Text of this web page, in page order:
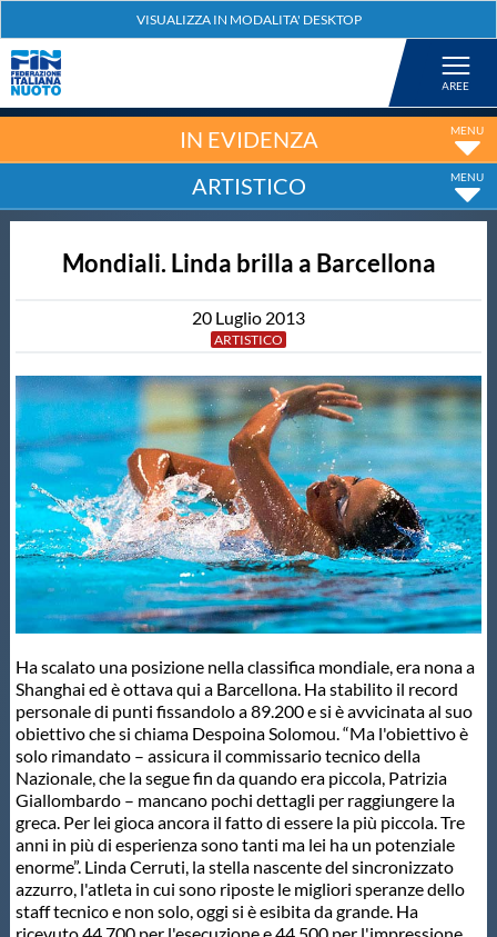
Nuoto
Tuffi
Fondo
Salvamento
Master
Formazione
GUG
Scuole Nuoto
Propaganda
Centri Federali
IN EVIDENZA
ARTISTICO
Mondiali. Linda brilla a Barcellona
20 Luglio 2013
ARTISTICO
Ha scalato una posizione nella classifica mondiale, era nona a
Shanghai ed è ottava qui a Barcellona. Ha stabilito il record
personale di punti fissandolo a 89.200 e si è avvicinata al suo
obiettivo che si chiama Despoina Solomou. “Ma l'obiettivo è
solo rimandato – assicura il commissario tecnico della
Nazionale, che la segue fin da quando era piccola, Patrizia
Giallombardo – mancano pochi dettagli per raggiungere la
greca. Per lei gioca ancora il fatto di essere la più piccola. Tre
anni in più di esperienza sono tanti ma lei ha un potenziale
enorme”. Linda Cerruti, la stella nascente del sincronizzato
azzurro, l'atleta in cui sono riposte le migliori speranze dello
staff tecnico e non solo, oggi si è esibita da grande. Ha